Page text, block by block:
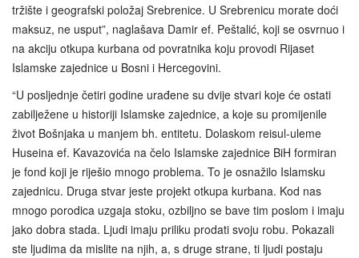
tržište i geografski položaj Srebrenice. U Srebrenicu morate doći
maksuz, ne usput”, naglašava Damir ef. Peštalić, koji se osvrnuo i
na akciju otkupa kurbana od povratnika koju provodi Rijaset
Islamske zajednice u Bosni i Hercegovini.
“U posljednje četiri godine urađene su dvije stvari koje će ostati
zabilježene u historiji Islamske zajednice, a koje su promijenile
život Bošnjaka u manjem bh. entitetu. Dolaskom reisul-uleme
Huseina ef. Kavazovića na čelo Islamske zajednice BiH formiran
je fond koji je riješio mnogo problema. To je osnažilo Islamsku
zajednicu. Druga stvar jeste projekt otkupa kurbana. Kod nas
mnogo porodica uzgaja stoku, ozbiljno se bave tim poslom i imaju
jako dobra stada. Ljudi imaju priliku prodati svoju robu. Pokazali
ste ljudima da mislite na njih, a, s druge strane, ti ljudi postaju